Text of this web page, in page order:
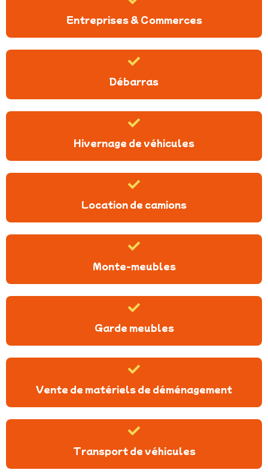
Entreprises & Commerces
Débarras
Hivernage de véhicules
Location de camions
Monte-meubles
Garde meubles
Vente de matériels de déménagement
Transport de véhicules